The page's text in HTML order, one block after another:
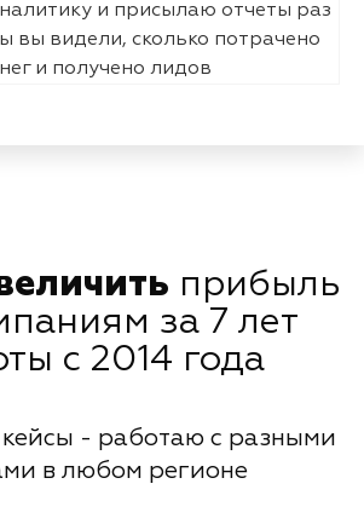
и присылаю отчеты раз
вы видели, сколько потрачено
и получено лидов
прибыль
за 7 лет
с 2014 года
- работаю с разными
в любом регионе